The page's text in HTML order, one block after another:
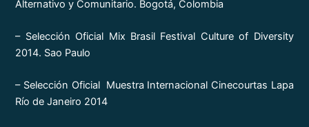
Alternativo y Comunitario. Bogotá, Colombia
– Selección Oficial Mix Brasil Festival Culture of Diversity
2014. Sao Paulo
– Selección Oficial Muestra Internacional Cinecourtas Lapa
Río de Janeiro 2014